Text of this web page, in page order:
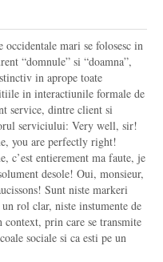
occidentale mari se folosesc in
“domnule” si “doamna”,
in aprope toate
in interactiunile formale de
service, dintre client si
serviciului: Very well, sir!
you are perfectly right!
c’est entierement ma faute, je
desole! Oui, monsieur,
Sunt niste markeri
un rol clar, niste instumente de
context, prin care se transmite
sociale si ca esti pe un